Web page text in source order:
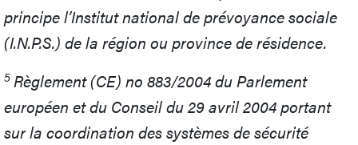
principe l’Institut national de prévoyance sociale
(I.N.P.S.) de la région ou province de résidence.
5Règlement (CE) no 883/2004 du Parlement
européen et du Conseil du 29 avril 2004 portant
sur la coordination des systèmes de sécurité